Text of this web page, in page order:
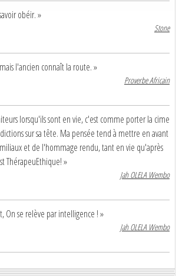
obéir. »
Stone
l'ancien connaît la route. »
Proverbe Africain
lorsqu'ils sont en vie, c'est comme porter la cime
sur sa tête. Ma pensée tend à mettre en avant
et de l'hommage rendu, tant en vie qu'après
ThérapeuEthique! »
Jah OLELA Wembo
On se relève par intelligence ! »
Jah OLELA Wembo